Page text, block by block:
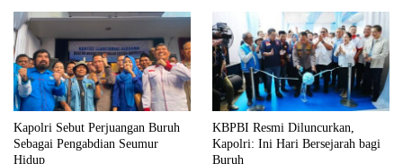
Kapolri Sebut Perjuangan Buruh
Sebagai Pengabdian Seumur
Hidup
KBPBI Resmi Diluncurkan,
Kapolri: Ini Hari Bersejarah bagi
Buruh